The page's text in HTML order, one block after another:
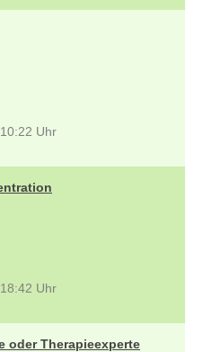
10:22 Uhr
18:42 Uhr
oder Therapieexperte